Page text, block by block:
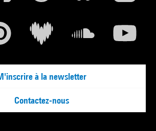
à la newsletter
Contactez-nous